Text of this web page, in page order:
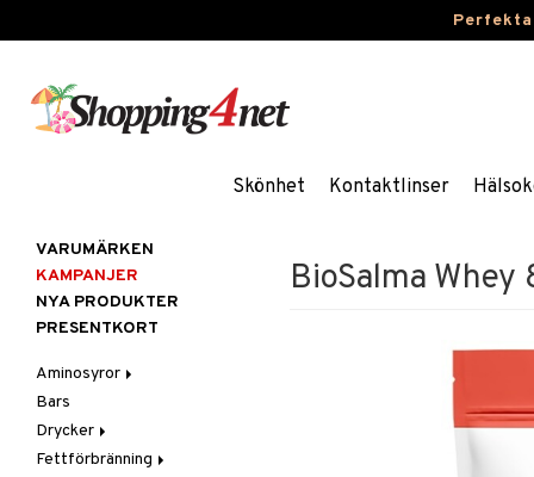
Skönhet Kontaktlinser
BioSalma
VARUMÄRKEN
KAMPANJER
NYA PRODUKTER
PRESENTKORT
Aminosyror
Kapslar & Tabletter
Pulver & Drycker
Bars
Drycker
Sportdrycker
Fettförbränning